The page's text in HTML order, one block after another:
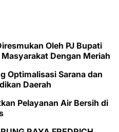
Oleh PJ Bupati
Dengan Meriah
Optimalisasi Sarana dan
Daerah
Pelayanan Air Bersih di